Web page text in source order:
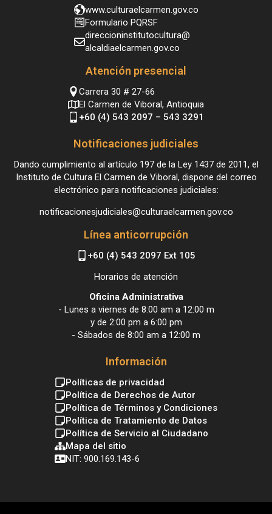
www.culturaelcarmen.gov.co
Formulario PQRSF
direccioninstitutocultura@
alcaldiaelcarmen.gov.co
Atención presencial
Carrera 30 # 27-66
El Carmen de Viboral, Antioquia
+60 (4) 543 2097 – 543 3291
Notificaciones judiciales
Dando cumplimiento al artículo 197 de la Ley 1437 de 2011, el
Instituto de Cultura El Carmen de Viboral, dispone del correo
electrónico para notificaciones judiciales:
notificacionesjudiciales@culturaelcarmen.gov.co
Línea anticorrupción
+60 (4) 543 2097 Ext 105
Horarios de atención
Oficina Administrativa
- Lunes a viernes de 8:00 am a 12:00 m
y de 2:00 pm a 6:00 pm
- Sábados de 8:00 am a 12:00 m
Información
Políticas de privacidad
Política de Derechos de Autor
Política de Términos y Condiciones
Política de Tratamiento de Datos
Política de Servicio al Ciudadano
Mapa del sitio
NIT: 900.169.143-6